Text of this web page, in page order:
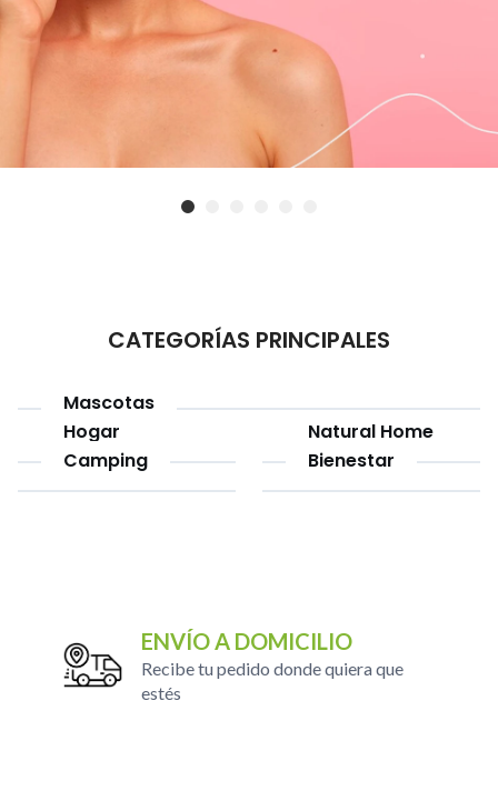
ENVÍO A DOMICILIO
Recibe tu pedido donde quiera que
estés
CATEGORÍAS PRINCIPALES
Mascotas
Hogar
Natural Home
Camping
Bienestar